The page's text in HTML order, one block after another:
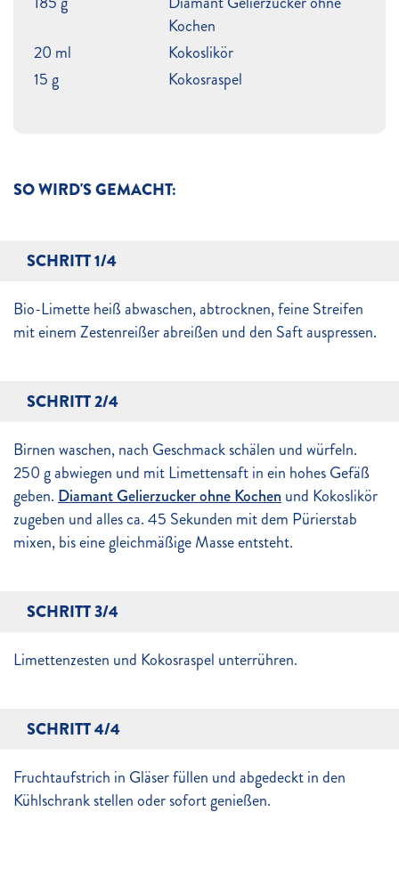
SO WIRD'S GEMACHT:
SCHRITT 1/4
Bio-Limette heiß abwaschen, abtrocknen, feine Streifen
mit einem Zestenreißer abreißen und den Saft auspressen.
SCHRITT 2/4
Birnen waschen, nach Geschmack schälen und würfeln.
250 g abwiegen und mit Limettensaft in ein hohes Gefäß
geben. Diamant Gelierzucker ohne Kochen und Kokoslikör
zugeben und alles ca. 45 Sekunden mit dem Pürierstab
mixen, bis eine gleichmäßige Masse entsteht.
SCHRITT 3/4
Limettenzesten und Kokosraspel unterrühren.
SCHRITT 4/4
Fruchtaufstrich in Gläser füllen und abgedeckt in den
Kühlschrank stellen oder sofort genießen.
Kochen
20 ml
Kokoslikör
15 g
Kokosraspel